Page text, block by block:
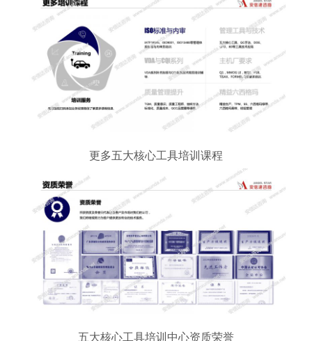
更多五大核心工具培训课程
五大核心工具培训中心资质荣誉